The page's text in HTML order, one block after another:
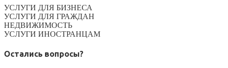
УСЛУГИ ДЛЯ БИЗНЕСА
УСЛУГИ ДЛЯ ГРАЖДАН
НЕДВИЖИМОСТЬ
УСЛУГИ ИНОСТРАНЦАМ
Остались вопросы?